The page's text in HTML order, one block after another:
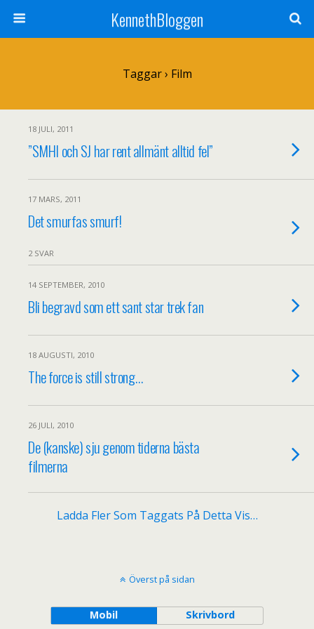
KennethBloggen
Taggar › Film
18 JULI, 2011
”SMHI och SJ har rent allmänt alltid fel”
17 MARS, 2011
Det smurfas smurf!
2 SVAR
14 SEPTEMBER, 2010
Bli begravd som ett sant star trek fan
18 AUGUSTI, 2010
The force is still strong…
26 JULI, 2010
De (kanske) sju genom tiderna bästa
filmerna
Ladda Fler Som Taggats På Detta Vis…
Överst på sidan
Mobil Skrivbord